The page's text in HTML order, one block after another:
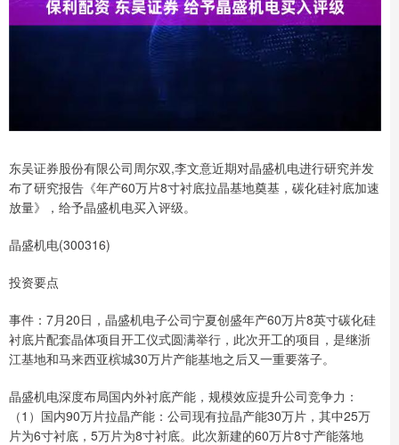
东吴证券股份有限公司周尔双,李文意近期对晶盛机电进行研究并发
布了研究报告《年产60万片8寸衬底拉晶基地奠基，碳化硅衬底加速
放量》，给予晶盛机电买入评级。
晶盛机电(300316)
投资要点
事件：7月20日，晶盛机电子公司宁夏创盛年产60万片8英寸碳化硅
衬底片配套晶体项目开工仪式圆满举行，此次开工的项目，是继浙
江基地和马来西亚槟城30万片产能基地之后又一重要落子。
晶盛机电深度布局国内外衬底产能，规模效应提升公司竞争力：
（1）国内90万片拉晶产能：公司现有拉晶产能30万片，其中25万
片为6寸衬底，5万片为8寸衬底。此次新建的60万片8寸产能落地